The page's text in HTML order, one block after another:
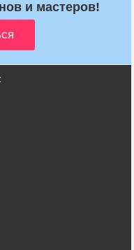
и мастеров!